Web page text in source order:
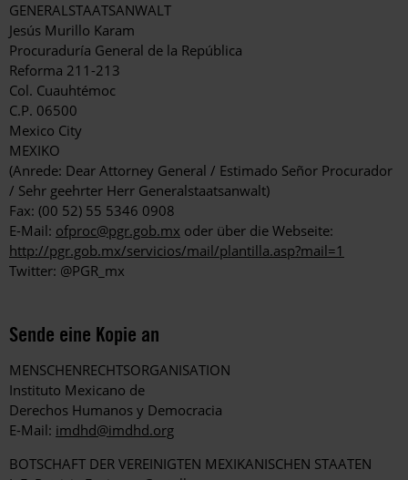
GENERALSTAATSANWALT
Jesús Murillo Karam
Procuraduría General de la República
Reforma 211-213
Col. Cuauhtémoc
C.P. 06500
Mexico City
MEXIKO
(Anrede: Dear Attorney General / Estimado Señor Procurador
/ Sehr geehrter Herr Generalstaatsanwalt)
Fax: (00 52) 55 5346 0908
E-Mail: ofproc@pgr.gob.mx oder über die Webseite:
http://pgr.gob.mx/servicios/mail/plantilla.asp?mail=1
Twitter: @PGR_mx
Sende eine Kopie an
MENSCHENRECHTSORGANISATION
Instituto Mexicano de
Derechos Humanos y Democracia
E-Mail: imdhd@imdhd.org
BOTSCHAFT DER VEREINIGTEN MEXIKANISCHEN STAATEN